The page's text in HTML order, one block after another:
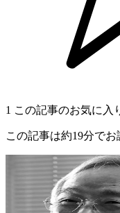
1 この記事のお気に入
この記事は約19分で